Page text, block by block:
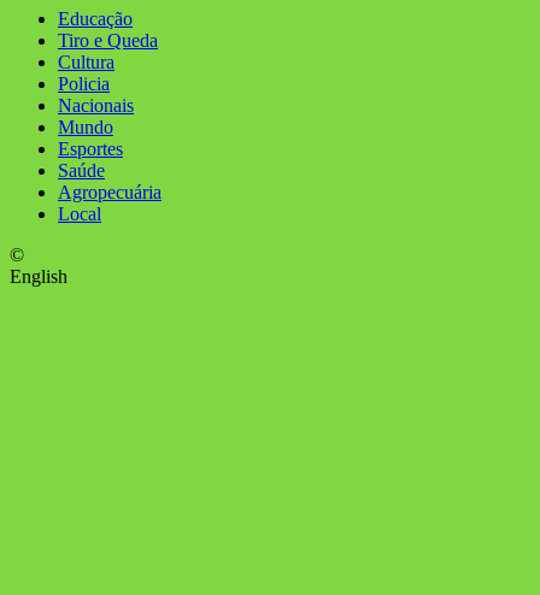
Educação
Tiro e Queda
Cultura
Policia
Nacionais
Mundo
Esportes
Saúde
Agropecuária
Local
©
English